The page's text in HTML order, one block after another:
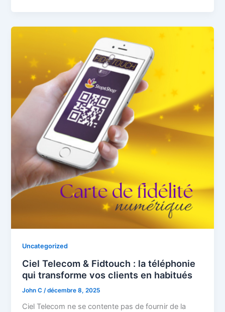
Uncategorized
Ciel Telecom & Fidtouch : la téléphonie
qui transforme vos clients en habitués
John C /décembre 8, 2025
Ciel Telecom ne se contente pas de fournir de la